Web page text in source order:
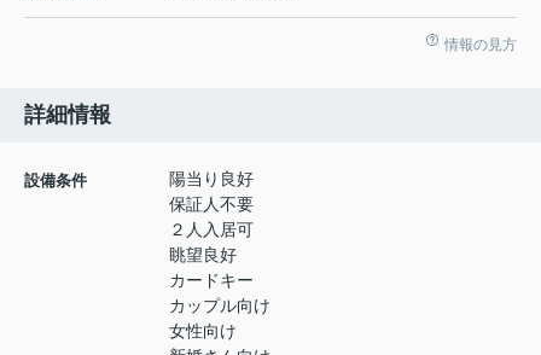
情報の見方
詳細情報
設備条件
陽当り良好
保証人不要
２人入居可
眺望良好
カードキー
カップル向け
女性向け